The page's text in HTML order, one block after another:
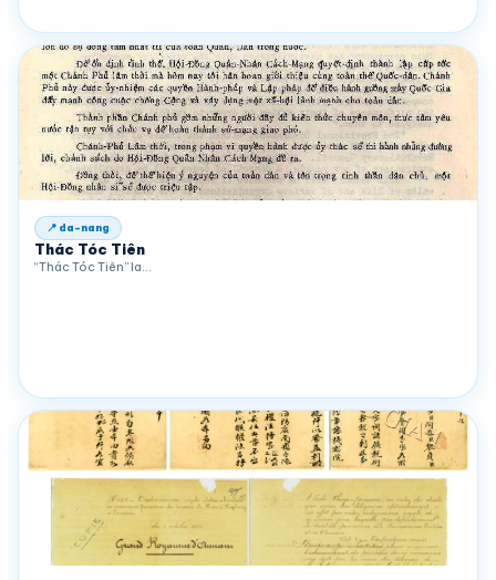
📍 da-nang
Thác Tóc Tiên
“Thác Tóc Tiên” la…